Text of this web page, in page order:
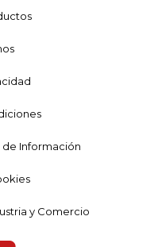
Información
y Comercio